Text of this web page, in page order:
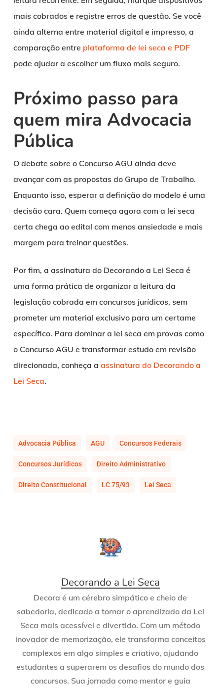
mais cobrados e registre erros de questão. Se você
ainda alterna entre material digital e impresso, a
comparação entre plataforma de lei seca e PDF
pode ajudar a escolher um fluxo mais seguro.
Próximo passo para
quem mira Advocacia
Pública
O debate sobre o Concurso AGU ainda deve
avançar com as propostas do Grupo de Trabalho.
Enquanto isso, esperar a definição do modelo é uma
decisão cara. Quem começa agora com a lei seca
certa chega ao edital com menos ansiedade e mais
margem para treinar questões.
Por fim, a assinatura do Decorando a Lei Seca é
uma forma prática de organizar a leitura da
legislação cobrada em concursos jurídicos, sem
prometer um material exclusivo para um certame
específico. Para dominar a lei seca em provas como
o Concurso AGU e transformar estudo em revisão
direcionada, conheça a assinatura do Decorando a
Lei Seca.
Advocacia Pública AGU Concursos Federais
Concursos Jurídicos Direito Administrativo
Direito Constitucional LC 75/93 Lei Seca
Decorando a Lei Seca
Decora é um cérebro simpático e cheio de
sabedoria, dedicado a tornar o aprendizado da Lei
Seca mais acessível e divertido. Com um método
inovador de memorização, ele transforma conceitos
complexos em algo simples e criativo, ajudando
estudantes a superarem os desafios do mundo dos
concursos. Sua jornada como mentor e guia